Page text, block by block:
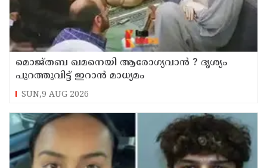
മൊജ്തബ ഖമനെയി ആരോഗ്യവാന്‍ ? ദൃശ്യം
പുറത്തുവിട്ട് ഇറാന്‍ മാധ്യമം
SUN,9 AUG 2026